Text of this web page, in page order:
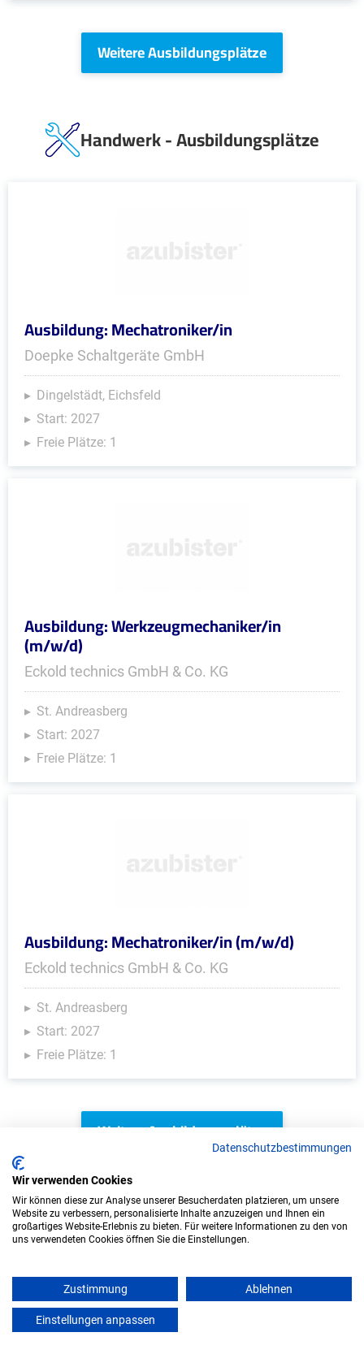
Weitere Ausbildungsplätze
Handwerk - Ausbildungsplätze
Ausbildung: Mechatroniker/in
Doepke Schaltgeräte GmbH
Dingelstädt, Eichsfeld
Start: 2027
Freie Plätze: 1
Ausbildung: Werkzeugmechaniker/in
(m/w/d)
Eckold technics GmbH & Co. KG
St. Andreasberg
Start: 2027
Freie Plätze: 1
Ausbildung: Mechatroniker/in (m/w/d)
Eckold technics GmbH & Co. KG
St. Andreasberg
Start: 2027
Freie Plätze: 1
Weitere Ausbildungsplätze
IT/Computer - Ausbildungsplätze
Datenschutzbestimmungen
Wir verwenden Cookies
Wir können diese zur Analyse unserer Besucherdaten platzieren, um unsere
Website zu verbessern, personalisierte Inhalte anzuzeigen und Ihnen ein
großartiges Website-Erlebnis zu bieten. Für weitere Informationen zu den von
uns verwendeten Cookies öffnen Sie die Einstellungen.
Zustimmung Ablehnen
Einstellungen anpassen